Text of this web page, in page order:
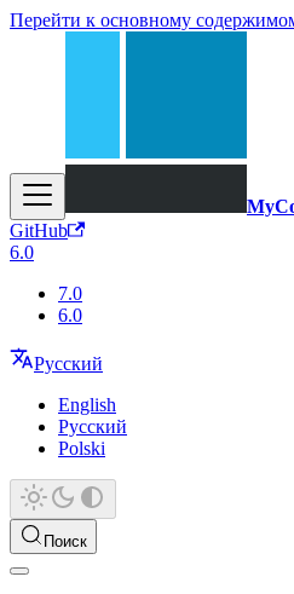
Перейти к основному
GitHub
6.0
7.0
6.0
Русский
English
Русский
Polski
Поиск